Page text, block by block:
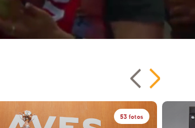
53 fotos